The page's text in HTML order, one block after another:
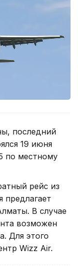
последний
19 июня
по местному
рейс из
предлагает
В случае
возможен
Для этого
Wizz Air.